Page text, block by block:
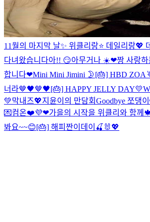
11월의 마지막 날✨ 위클리랑⭐️ 데일리랑💖
다녀왔습니다아!! 😏아무거나 ☀️❤짱 사랑
합니다❤Mini Mini Jimini 🌛 [🎂] HBD ZOA
너라🤎🖤🤎🖤[🎂] HAPPY JELLY DAY💛
💚막내즈💖지윤이의 만담회 Goodbye 쪼댕
💌컴온❤️💜❤가을의 시작을 위클리와 함께
봐요~~😊[🎂] 해피짠이데이🍒🐰💖